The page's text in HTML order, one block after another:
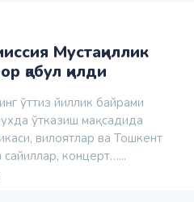
Мустақиллик
қабул қилди
ўттиз йиллик байрами
ўтказиш мақсадида
вилоятлар ва Тошкент
концерт…...